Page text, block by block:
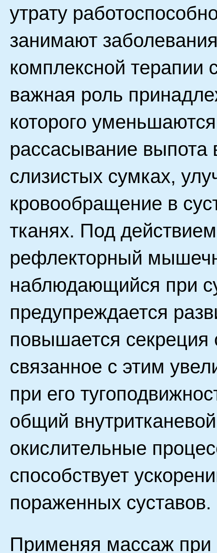
утрату
занимают
комплексной терапии
важная роль
которого
рассасывание выпота
слизистых сумках,
кровообращение в
тканях. Под
рефлекторный
наблюдающийся при
предупреждается
повышается секреция
связанное с этим
при его
общий
окислительные
способствует
пораженных суставов.
Применяя массаж при